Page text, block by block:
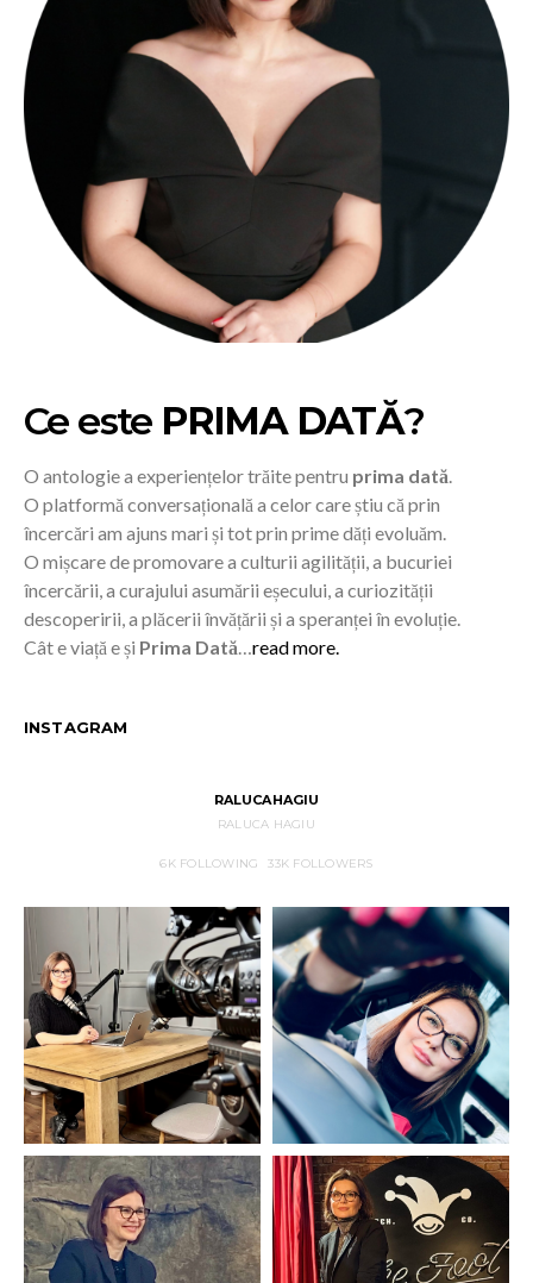
Ce este PRIMA DATĂ?
O antologie a experiențelor trăite pentru prima dată.
O platformă conversațională a celor care știu că prin
încercări am ajuns mari și tot prin prime dăți evoluăm.
O mișcare de promovare a culturii agilității, a bucuriei
încercării, a curajului asumării eșecului, a curiozității
descoperirii, a plăcerii învățării și a speranței în evoluție.
Cât e viață e și Prima Dată…read more.
INSTAGRAM
RALUCAHAGIU
RALUCA HAGIU
6KFOLLOWING 33K FOLLOWERS